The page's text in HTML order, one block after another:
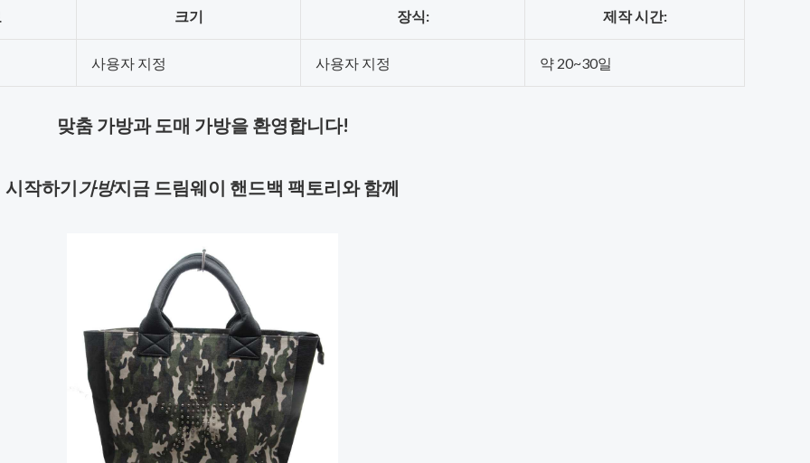
크기 장식: 제작 시간:
사용자 지정 사용자 지정 약 20~30일
맞춤 가방과 도매 가방을 환영합니다!
시작하기가방지금 드림웨이 핸드백 팩토리와 함께